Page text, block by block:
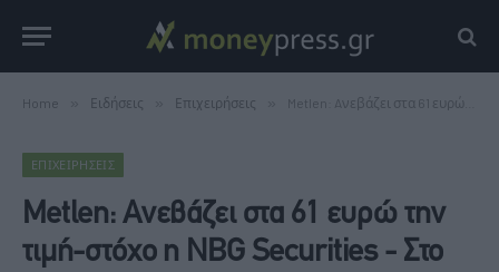
Home Ειδήσεις Επιχειρήσεις Metlen: Aνεβάζει στα 61 ευρώ την τιμή-στόχο η NBG Securities - Στο 35% το περιθώριο ανόδου
ΕΠΙΧΕΙΡΉΣΕΙΣ
Metlen: Aνεβάζει στα 61 ευρώ την
τιμή-στόχο η NBG Securities - Στο